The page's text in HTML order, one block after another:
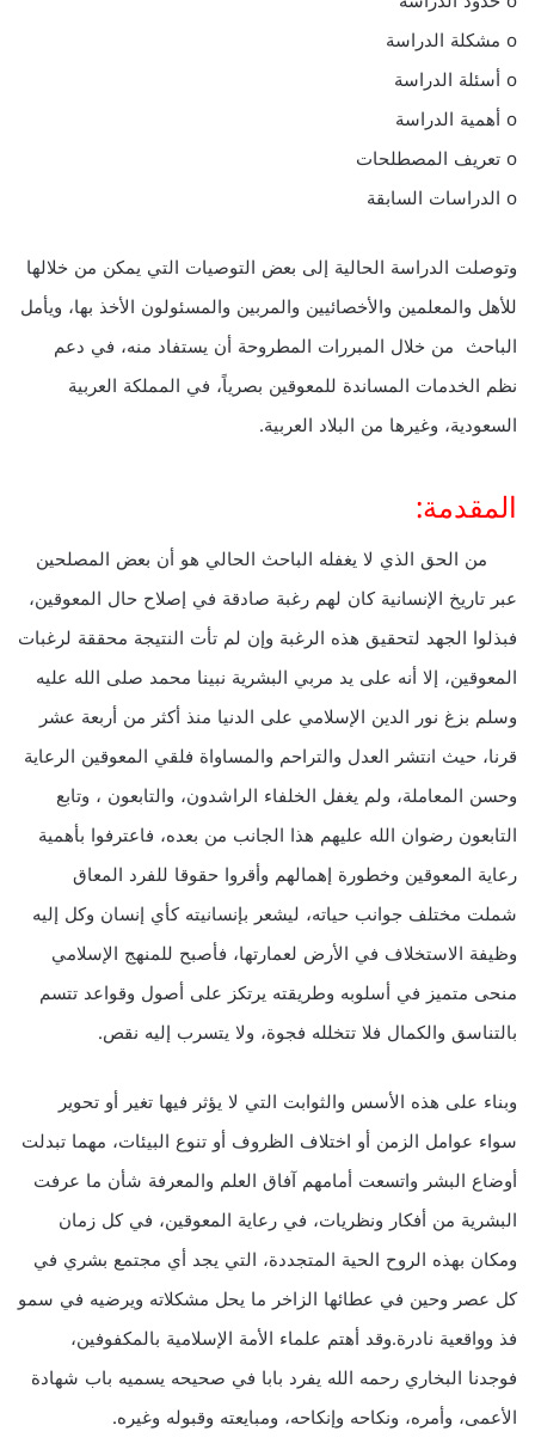
o مشكلة الدراسة
o أسئلة الدراسة
o أهمية الدراسة
o تعريف المصطلحات
o الدراسات السابقة
وتوصلت الدراسة الحالية إلى بعض التوصيات التي يمكن من خلالها
للأهل والمعلمين والأخصائيين والمربين والمسئولون الأخذ بها، ويأمل
الباحث من خلال المبررات المطروحة أن يستفاد منه، في دعم
نظم الخدمات المساندة للمعوقين بصرياً، في المملكة العربية
السعودية، وغيرها من البلاد العربية.
المقدمة:
من الحق الذي لا يغفله الباحث الحالي هو أن بعض المصلحين
عبر تاريخ الإنسانية كان لهم رغبة صادقة في إصلاح حال المعوقين،
فبذلوا الجهد لتحقيق هذه الرغبة وإن لم تأت النتيجة محققة لرغبات
المعوقين، إلا أنه على يد مربي البشرية نبينا محمد صلى الله عليه
وسلم بزغ نور الدين الإسلامي على الدنيا منذ أكثر من أربعة عشر
قرنا، حيث انتشر العدل والتراحم والمساواة فلقي المعوقين الرعاية
وحسن المعاملة، ولم يغفل الخلفاء الراشدون، والتابعون ، وتابع
التابعون رضوان الله عليهم هذا الجانب من بعده، فاعترفوا بأهمية
رعاية المعوقين وخطورة إهمالهم وأقروا حقوقا للفرد المعاق
شملت مختلف جوانب حياته، ليشعر بإنسانيته كأي إنسان وكل إليه
وظيفة الاستخلاف في الأرض لعمارتها، فأصبح للمنهج الإسلامي
منحى متميز في أسلوبه وطريقته يرتكز على أصول وقواعد تتسم
بالتناسق والكمال فلا تتخلله فجوة، ولا يتسرب إليه نقص.
وبناء على هذه الأسس والثوابت التي لا يؤثر فيها تغير أو تحوير
سواء عوامل الزمن أو اختلاف الظروف أو تنوع البيئات، مهما تبدلت
أوضاع البشر واتسعت أمامهم آفاق العلم والمعرفة شأن ما عرفت
البشرية من أفكار ونظريات، في رعاية المعوقين، في كل زمان
ومكان بهذه الروح الحية المتجددة، التي يجد أي مجتمع بشري في
كل عصر وحين في عطائها الزاخر ما يحل مشكلاته ويرضيه في سمو
فذ وواقعية نادرة.وقد أهتم علماء الأمة الإسلامية بالمكفوفين،
فوجدنا البخاري رحمه الله يفرد بابا في صحيحه يسميه باب شهادة
الأعمى، وأمره، ونكاحه وإنكاحه، ومبايعته وقبوله وغيره.